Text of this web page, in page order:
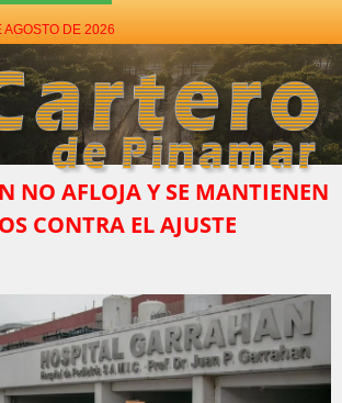
DE 2026
NO AFLOJA Y SE MANTIENEN
CONTRA EL AJUSTE